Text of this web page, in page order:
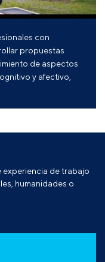
con
propuestas
de aspectos
y afectivo,
experiencia de trabajo
humanidades o